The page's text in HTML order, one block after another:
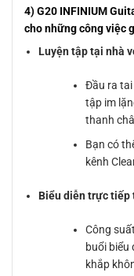
4) G20 INFINIUM
cho những công việc
Luyện tập tại nhà
Đầu ra tai
tập im
thanh
Bạn có
kênh
Biểu diễn trực tiếp
Công
buổi biểu
khắp